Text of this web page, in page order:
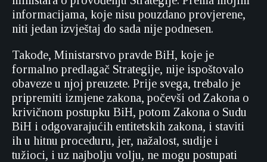
informacijama, koje nisu pouzdano provjerene,
niti jedan izvještaj do sada nije podnesen.
Takođe, Ministarstvo pravde BiH, koje je
formalno predlagač Strategije, nije ispoštovalo
obaveze u njoj preuzete. Prije svega, trebalo je
pripremiti izmjene zakona, počevši od Zakona o
krivičnom postupku BiH, potom Zakona o Sudu
BiH i odgovarajućih entitetskih zakona, i staviti
ih u hitnu proceduru, jer, nažalost, sudije i
tužioci, i uz najbolju volju, ne mogu postupati